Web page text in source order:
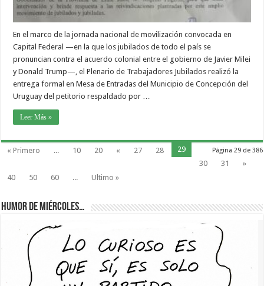
En el marco de la jornada nacional de movilización convocada en
Capital Federal —en la que los jubilados de todo el país se
pronuncian contra el acuerdo colonial entre el gobierno de Javier Milei
y Donald Trump—, el Plenario de Trabajadores Jubilados realizó la
entrega formal en Mesa de Entradas del Municipio de Concepción del
Uruguay del petitorio respaldado por …
Leer Más »
Página 29 de 386
« Primero ... 10 20 « 27 28
29
30
31
»
40
50 60 ... Ultimo »
Humor de Miércoles…